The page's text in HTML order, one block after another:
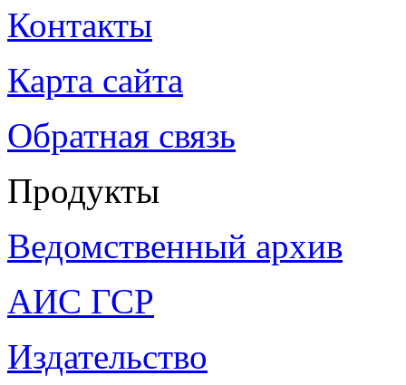
Контакты
Карта сайта
Обратная связь
Продукты
Ведомственный архив
АИС ГСР
Издательство